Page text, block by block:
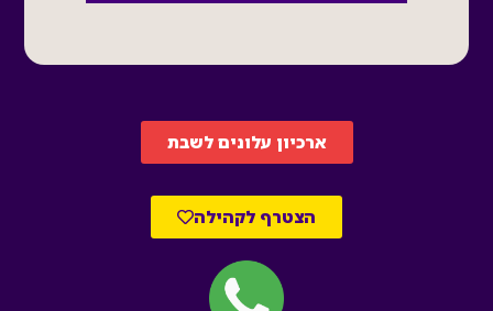
ארכיון עלונים לשבת
הצטרף לקהילה